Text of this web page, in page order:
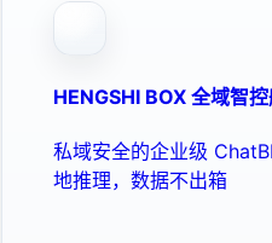
HENGSHI BOX 全域智
私域安全的企业级
地推理，数据不出箱